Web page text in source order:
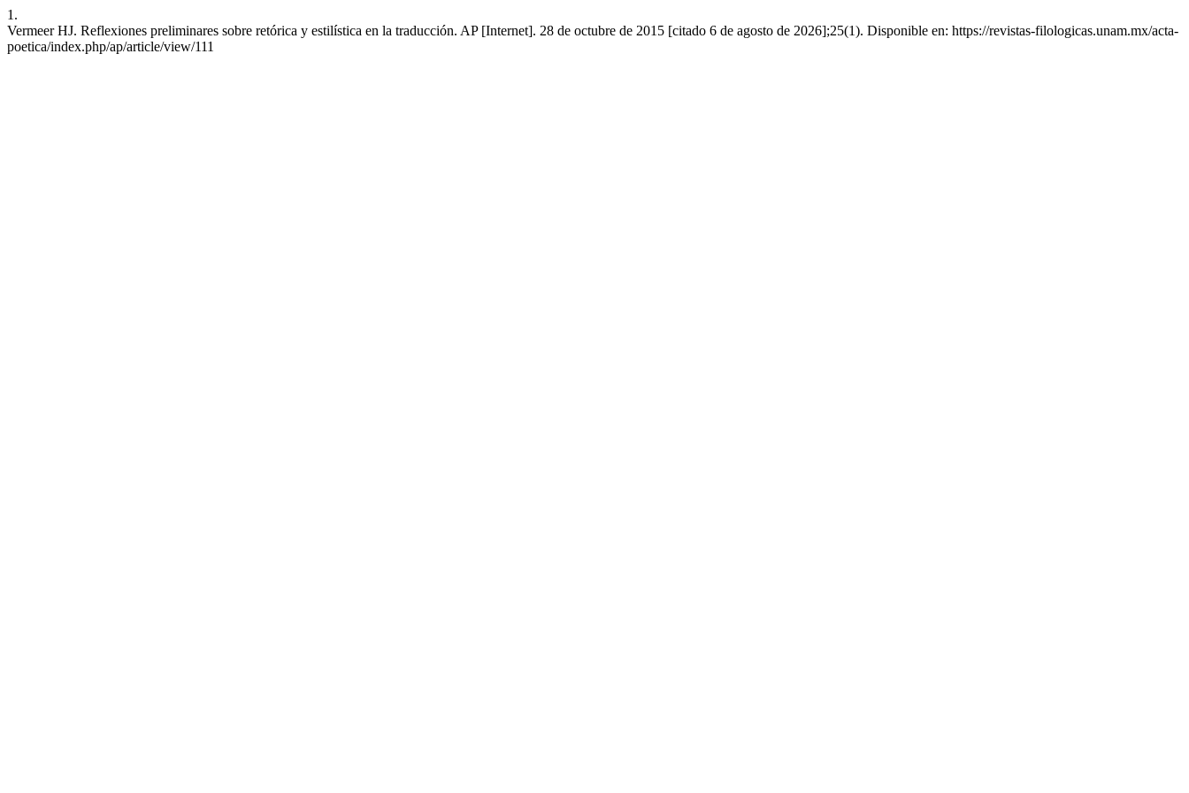
1.
Vermeer HJ. Reflexiones preliminares sobre retórica y estilística en la traducción. AP [Internet]. 28 de octubre de 2015 [citado 6 de agosto de 2026];25(1). Disponible en: https://revistas-filologicas.unam.mx/acta-
poetica/index.php/ap/article/view/111